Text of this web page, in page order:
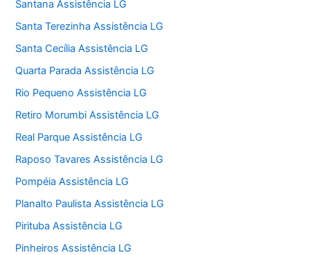
Santana Assistência LG
Santa Terezinha Assistência LG
Santa Cecília Assistência LG
Quarta Parada Assistência LG
Rio Pequeno Assistência LG
Retiro Morumbi Assistência LG
Real Parque Assistência LG
Raposo Tavares Assistência LG
Pompéia Assistência LG
Planalto Paulista Assistência LG
Pirituba Assistência LG
Pinheiros Assistência LG